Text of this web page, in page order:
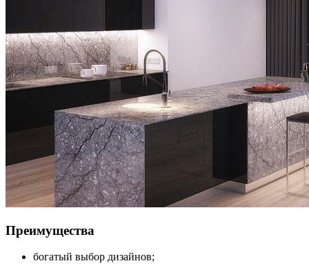
Преимущества
богатый выбор дизайнов;